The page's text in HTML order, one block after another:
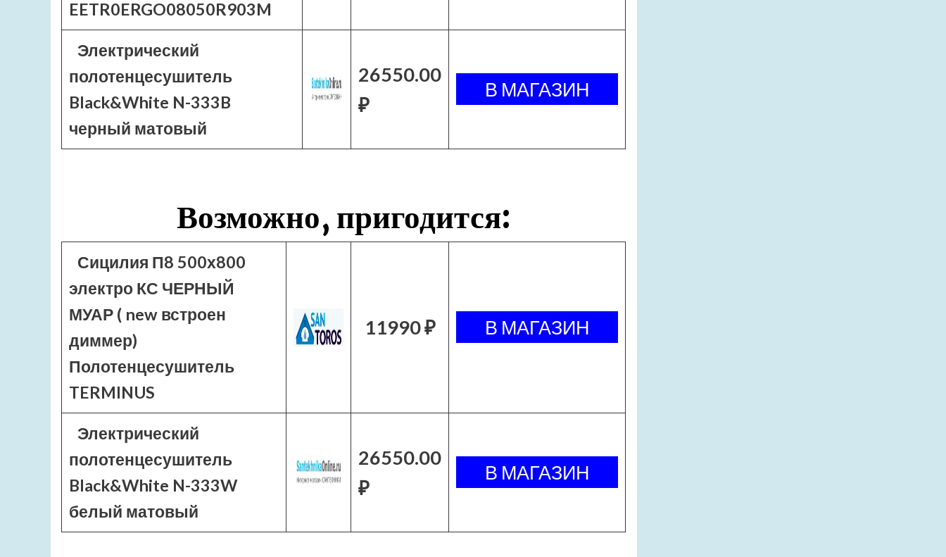
EETR0ERGO08050R903M
Электрический
полотенцесушитель
Black&White N-333B
черный матовый
26550.00
₽
Возможно, пригодится:
Сицилия П8 500х800
электро КС ЧЕРНЫЙ
МУАР ( new встроен
диммер)
Полотенцесушитель
TERMINUS
11990 ₽
Электрический
полотенцесушитель
Black&White N-333W
белый матовый
26550.00
₽